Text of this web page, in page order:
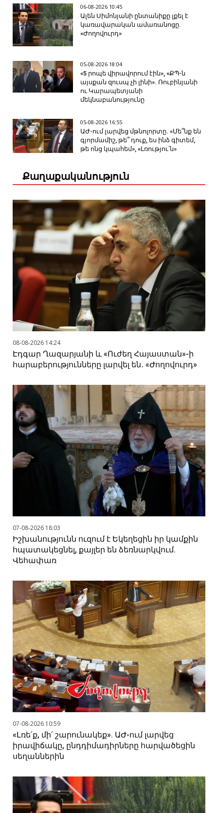
06-08-2026 10:45
Ալեն Սիմոնյանի ընտանիքը լքել է
կառավարական ամառանոցը.
«Ժողովուրդ»
05-08-2026 18:04
«5 րոպե վիրավորում էին», «ՔՊ-ն
այսքան զուսպ չի լինի». Ռուբինյանի
ու Կարապետյանի
մեկնաբանությունը
05-08-2026 16:55
ԱԺ-ում լարվեց մթնոլորտը. «Մե՞նք են
գյորմամիշ, թե՞ դուք, ես ինձ գիտեմ,
թե ոնց կպահեմ», «Լռությու՛ն»
Քաղաքականություն
08-08-2026 14:24
Էդգար Ղազարյանի և «Ուժեղ Հայաստան»-ի
հարաբերությունները լարվել են․ «Ժողովուրդ»
07-08-2026 18:03
Իշխանությունն ուզում է Եկեղեցին իր կամքին
հպատակեցնել, քայլեր են ձեռնարկվում.
Վեհափառ
07-08-2026 10:59
«Լռե՛ք, մի՛ շարունակեք». ԱԺ-ում լարվեց
իրավիճակը, ընդդիմադիրները հարվածեցին
սեղաններին